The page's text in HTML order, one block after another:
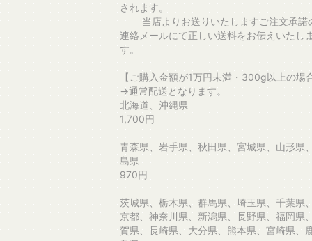
されます。
当店よりお送りいたしますご注文承諾
連絡メールにて正しい送料をお伝えいたしま
す。
【ご購入金額が1万円未満・300g以上の場合
→通常配送となります。
北海道、沖縄県
1,700円
青森県、岩手県、秋田県、宮城県、山形県
島県
970円
茨城県、栃木県、群馬県、埼玉県、千葉県
京都、神奈川県、新潟県、長野県、福岡県
賀県、長崎県、大分県、熊本県、宮崎県、